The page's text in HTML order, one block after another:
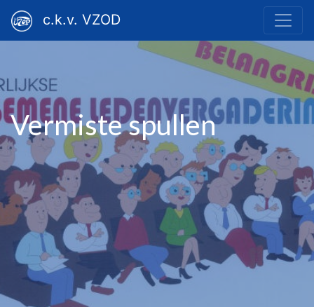
c.k.v. VZOD
Vermiste spullen